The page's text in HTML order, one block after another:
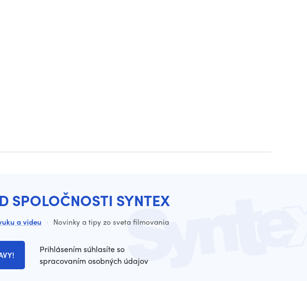
SPOLOČNOSTI SYNTEX
a videu · Novinky a tipy zo sveta filmovania
Prihlásením súhlasíte so
spracovaním osobných údajov